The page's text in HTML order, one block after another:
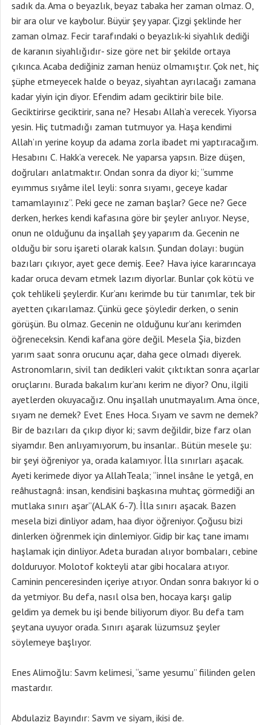
sadık da. Ama o beyazlık, beyaz tabaka her zaman olmaz. O,
bir ara olur ve kaybolur. Büyür şey yapar. Çizgi şeklinde her
zaman olmaz. Fecir tarafındaki o beyazlık-ki siyahlık dediği
de karanın siyahlığıdır- size göre net bir şekilde ortaya
çıkınca. Acaba dediğiniz zaman henüz olmamıştır. Çok net, hiç
şüphe etmeyecek halde o beyaz, siyahtan ayrılacağı zamana
kadar yiyin için diyor. Efendim adam geciktirir bile bile.
Geciktirirse geciktirir, sana ne? Hesabı Allah’a verecek. Yiyorsa
yesin. Hiç tutmadığı zaman tutmuyor ya. Haşa kendimi
Allah’ın yerine koyup da adama zorla ibadet mi yaptıracağım.
Hesabını C. Hakk’a verecek. Ne yaparsa yapsın. Bize düşen,
doğruları anlatmaktır. Ondan sonra da diyor ki; “summe
eyımmus sıyâme ilel leyli: sonra sıyamı, geceye kadar
tamamlayınız”. Peki gece ne zaman başlar? Gece ne? Gece
derken, herkes kendi kafasına göre bir şeyler anlıyor. Neyse,
onun ne olduğunu da inşallah şey yaparım da. Gecenin ne
olduğu bir soru işareti olarak kalsın. Şundan dolayı: bugün
bazıları çıkıyor, ayet gece demiş. Eee? Hava iyice kararıncaya
kadar oruca devam etmek lazım diyorlar. Bunlar çok kötü ve
çok tehlikeli şeylerdir. Kur’anı kerimde bu tür tanımlar, tek bir
ayetten çıkarılamaz. Çünkü gece şöyledir derken, o senin
görüşün. Bu olmaz. Gecenin ne olduğunu kur’anı kerimden
öğreneceksin. Kendi kafana göre değil. Mesela Şia, bizden
yarım saat sonra orucunu açar, daha gece olmadı diyerek.
Astronomların, sivil tan dedikleri vakit çıktıktan sonra açarlar
oruçlarını. Burada bakalım kur’anı kerim ne diyor? Onu, ilgili
ayetlerden okuyacağız. Onu inşallah unutmayalım. Ama önce,
sıyam ne demek? Evet Enes Hoca. Sıyam ve savm ne demek?
Bir de bazıları da çıkıp diyor ki; savm değildir, bize farz olan
siyamdır. Ben anlıyamıyorum, bu insanlar.. Bütün mesele şu:
bir şeyi öğreniyor ya, orada kalamıyor. İlla sınırları aşacak.
Ayeti kerimede diyor ya AllahTeala; “innel insâne le yetgâ, en
reâhustagnâ: insan, kendisini başkasına muhtaç görmediği an
mutlaka sınırı aşar”(ALAK 6-7). İlla sınırı aşacak. Bazen
mesela bizi dinliyor adam, haa diyor öğreniyor. Çoğusu bizi
dinlerken öğrenmek için dinlemiyor. Gidip bir kaç tane imamı
haşlamak için dinliyor. Adeta buradan alıyor bombaları, cebine
dolduruyor. Molotof kokteyli atar gibi hocalara atıyor.
Caminin penceresinden içeriye atıyor. Ondan sonra bakıyor ki o
da yetmiyor. Bu defa, nasıl olsa ben, hocaya karşı galip
geldim ya demek bu işi bende biliyorum diyor. Bu defa tam
şeytana uyuyor orada. Sınırı aşarak lüzumsuz şeyler
söylemeye başlıyor.
Enes Alimoğlu: Savm kelimesi, “same yesumu” fiilinden gelen
mastardır.
Abdulaziz Bayındır: Savm ve siyam, ikisi de.